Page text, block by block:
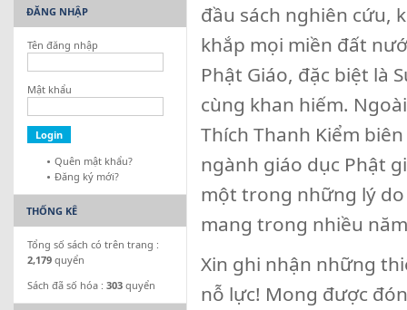
đầu sách nghiên cứu,
khắp mọi miền đất
Phật Giáo, đặc biệt là
cùng khan hiếm.
Thích Thanh Kiểm
ngành giáo dục Phật
một trong những lý do
mang trong nhiều
Xin ghi nhận những
nỗ lực! Mong được
ĐĂNG NHẬP
Tên đăng nhập
Mật khẩu
Quên mật khẩu?
Đăng ký mới?
THỐNG KÊ
Tổng số sách có trên trang :
2,179 quyển
Sách đã số hóa : 303 quyển